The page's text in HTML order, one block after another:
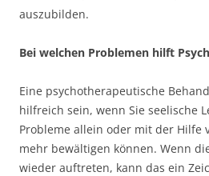
auszubilden.
Bei welchen Problemen hilft
Eine psychotherapeutische
hilfreich sein, wenn Sie seelische
Probleme allein oder mit der Hilfe
mehr bewältigen können. Wenn
wieder auftreten, kann das ein